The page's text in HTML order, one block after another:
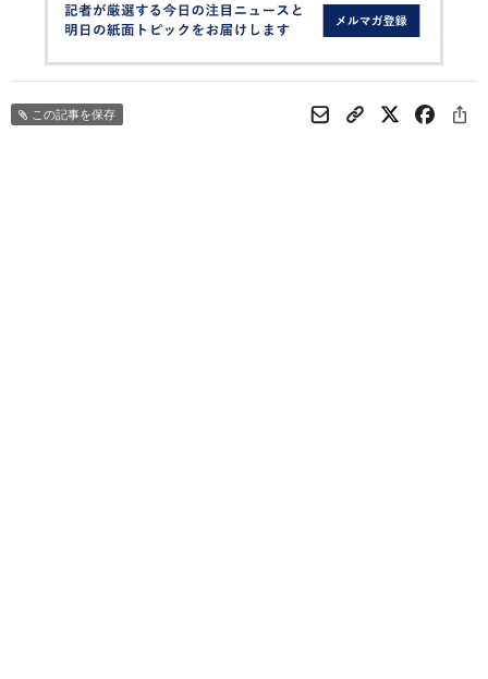
この記事を保存